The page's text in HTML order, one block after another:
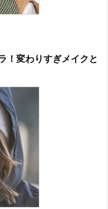
！変わりすぎメイクと